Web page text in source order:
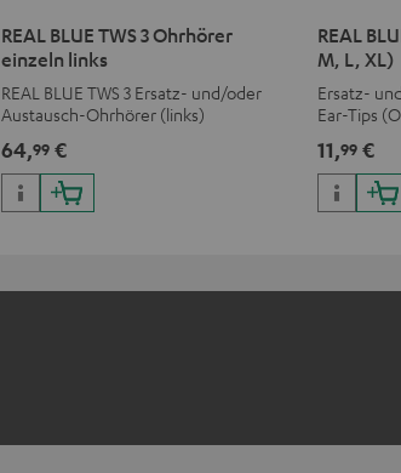
REAL BLUE TWS 3 Ohrhörer
einzeln links
REAL BLUE TWS 3 Ersatz- und/oder
Austausch-Ohrhörer (links)
64,99 €
REAL
M, L, XL)
Ersatz-
Ear-Tips
11,99 €